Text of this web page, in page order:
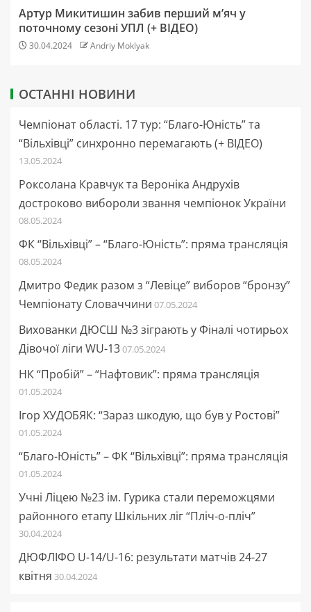
Артур Микитишин забив перший м’яч у
поточному сезоні УПЛ (+ ВІДЕО)
30.04.2024 Andriy Moklyak
ОСТАННІ НОВИНИ
Чемпіонат області. 17 тур: “Благо-Юність” та
“Вільхівці” синхронно перемагають (+ ВІДЕО)
13.05.2024
Роксолана Кравчук та Вероніка Андрухів
достроково вибороли звання чемпіонок України
08.05.2024
ФК “Вільхівці” – “Благо-Юність”: пряма трансляція
08.05.2024
Дмитро Федик разом з “Левіце” виборов “бронзу”
Чемпіонату Словаччини 07.05.2024
Вихованки ДЮСШ №3 зіграють у Фіналі чотирьох
Дівочої ліги WU-1307.05.2024
НК “Пробій” – “Нафтовик”: пряма трансляція
01.05.2024
Ігор ХУДОБЯК: “Зараз шкодую, що був у Ростові”
01.05.2024
“Благо-Юність” – ФК “Вільхівці”: пряма трансляція
01.05.2024
Учні Ліцею №23 ім. Гурика стали переможцями
районного етапу Шкільних ліг “Пліч-о-пліч”
30.04.2024
ДЮФЛІФО U-14/U-16: результати матчів 24-27
квітня 30.04.2024